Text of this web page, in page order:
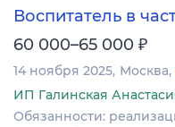
Воспитатель в
60 000–65 000 ₽
14 ноября 2025 Москва
ИП Галинская
Обязанности: